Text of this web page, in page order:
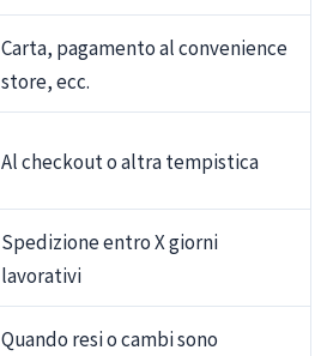
Carta, pagamento al convenience
store, ecc.
Al checkout o altra tempistica
Spedizione entro X giorni
lavorativi
Quando resi o cambi sono